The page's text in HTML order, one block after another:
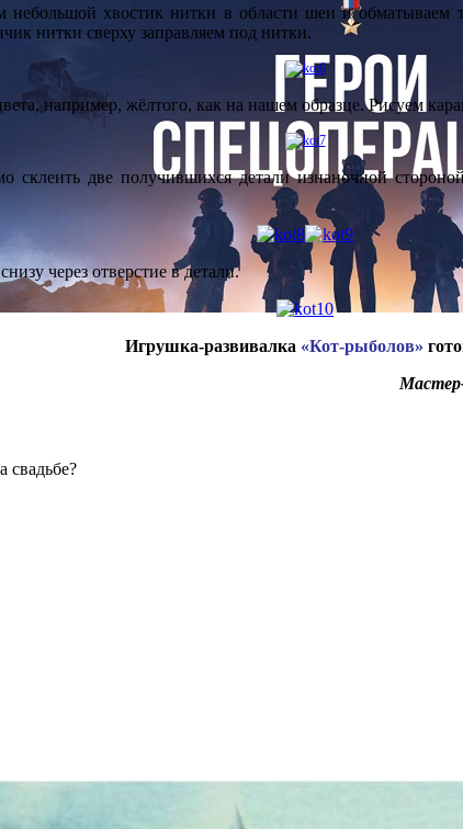
хвостик нитки в области шеи и обматываем
нитки сверху заправляем под нитки.
например, жёлтого, как на нашем образце. Рисуем
склеить две получившихся детали изнаночной
через отверстие в детали.
Игрушка-развивалка «Кот-рыболов»
свадьбе?